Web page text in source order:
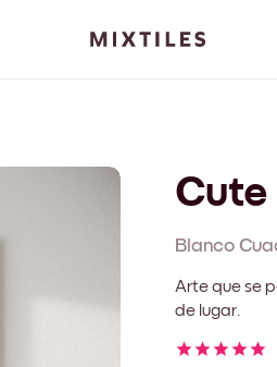
Blanco
Arte que se
de lugar.